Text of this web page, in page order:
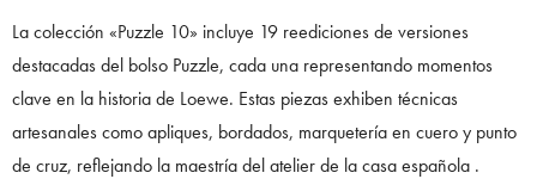
La colección «Puzzle 10» incluye 19 reediciones de versiones
destacadas del bolso Puzzle, cada una representando momentos
clave en la historia de Loewe. Estas piezas exhiben técnicas
artesanales como apliques, bordados, marquetería en cuero y punto
de cruz, reflejando la maestría del atelier de la casa española .